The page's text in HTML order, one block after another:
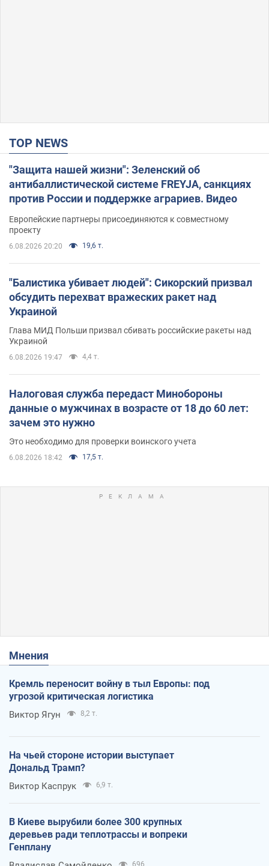
TOP NEWS
"Защита нашей жизни": Зеленский об
антибаллистической системе FREYJA, санкциях
против России и поддержке аграриев. Видео
Европейские партнеры присоединяются к совместному
проекту
6.08.2026 20:20 19,6 т.
"Балистика убивает людей": Сикорский призвал
обсудить перехват вражеских ракет над
Украиной
Глава МИД Польши призвал сбивать российские ракеты над
Украиной
6.08.2026 19:47 4,4 т.
Налоговая служба передаст Минобороны
данные о мужчинах в возрасте от 18 до 60 лет:
зачем это нужно
Это необходимо для проверки воинского учета
6.08.2026 18:42 17,5 т.
Мнения
Кремль переносит войну в тыл Европы: под
угрозой критическая логистика
Виктор Ягун 8,2 т.
На чьей стороне истории выступает
Дональд Трамп?
Виктор Каспрук 6,9 т.
В Киеве вырубили более 300 крупных
деревьев ради теплотрассы и вопреки
Генплану